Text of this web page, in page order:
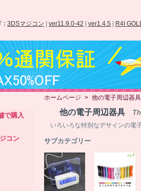
: 3DSマジコン ver11.9.0-42 ver1.4.5 R4I
で購入
コン
ホームページ > 他の電子周辺器具
他の電子周辺器具
いろいろな特別なデサインの電
サブカテゴリー